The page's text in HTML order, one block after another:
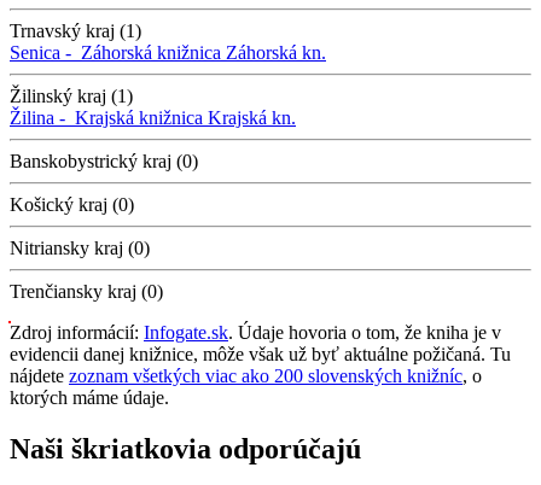
Trnavský kraj (1)
Senica - Záhorská knižnica Záhorská kn.
Žilinský kraj (1)
Žilina - Krajská knižnica Krajská kn.
Banskobystrický kraj (0)
Košický kraj (0)
Nitriansky kraj (0)
Trenčiansky kraj (0)
Zdroj informácií: Infogate.sk. Údaje hovoria o tom, že kniha je v
evidencii danej knižnice, môže však už byť aktuálne požičaná. Tu
nájdete zoznam všetkých viac ako 200 slovenských knižníc, o
ktorých máme údaje.
Naši škriatkovia odporúčajú